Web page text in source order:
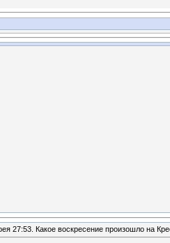
27:53. Какое воскресение произошло на